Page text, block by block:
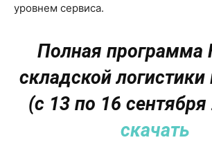
уровнем сервиса.
Полная программа
складской
(с 13 по 16 сентября
скачать